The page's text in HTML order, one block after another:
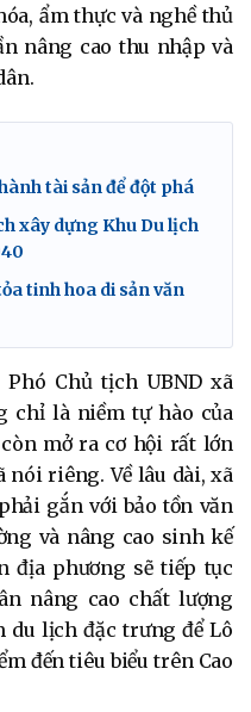
ẩm thực và nghề thủ
nâng cao thu nhập và
tài sản để đột phá
xây dựng Khu Du lịch
tinh hoa di sản văn
Chủ tịch UBND xã
chỉ là niềm tự hào của
mở ra cơ hội rất lớn
riêng. Về lâu dài, xã
gắn với bảo tồn văn
và nâng cao sinh kế
địa phương sẽ tiếp tục
nâng cao chất lượng
du lịch đặc trưng để Lô
đến tiêu biểu trên Cao